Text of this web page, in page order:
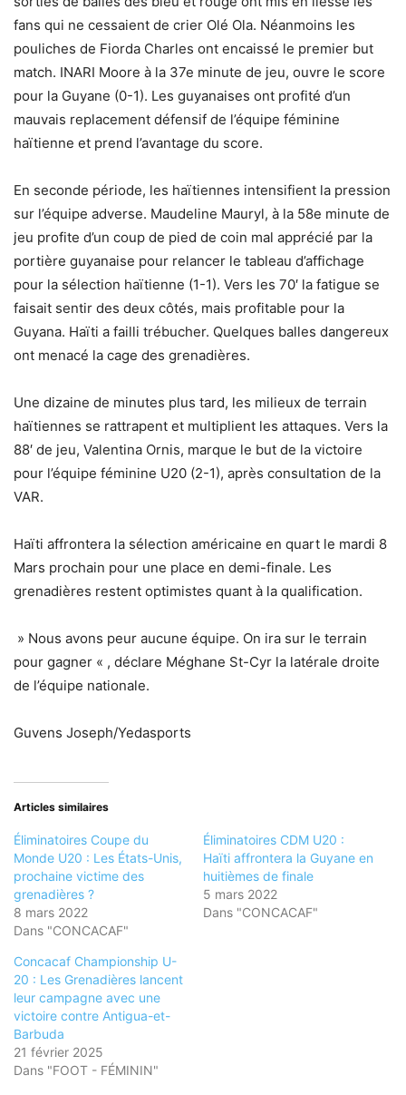
fans qui ne cessaient de crier Olé Ola. Néanmoins les
pouliches de Fiorda Charles ont encaissé le premier but
match. INARI Moore à la 37e minute de jeu, ouvre le score
pour la Guyane (0-1). Les guyanaises ont profité d’un
mauvais replacement défensif de l’équipe féminine
haïtienne et prend l’avantage du score.
En seconde période, les haïtiennes intensifient la pression
sur l’équipe adverse. Maudeline Mauryl, à la 58e minute de
jeu profite d’un coup de pied de coin mal apprécié par la
portière guyanaise pour relancer le tableau d’affichage
pour la sélection haïtienne (1-1). Vers les 70′ la fatigue se
faisait sentir des deux côtés, mais profitable pour la
Guyana. Haïti a failli trébucher. Quelques balles dangereux
ont menacé la cage des grenadières.
Une dizaine de minutes plus tard, les milieux de terrain
haïtiennes se rattrapent et multiplient les attaques. Vers la
88′ de jeu, Valentina Ornis, marque le but de la victoire
pour l’équipe féminine U20 (2-1), après consultation de la
VAR.
Haïti affrontera la sélection américaine en quart le mardi 8
Mars prochain pour une place en demi-finale. Les
grenadières restent optimistes quant à la qualification.
» Nous avons peur aucune équipe. On ira sur le terrain
pour gagner « , déclare Méghane St-Cyr la latérale droite
de l’équipe nationale.
Guvens Joseph/Yedasports
Articles similaires
Éliminatoires Coupe du
Monde U20 : Les États-Unis,
prochaine victime des
grenadières ?
8 mars 2022
Dans "CONCACAF"
Éliminatoires CDM U20 :
Haïti affrontera la Guyane en
huitièmes de finale
5 mars 2022
Dans "CONCACAF"
Concacaf Championship U-
20 : Les Grenadières lancent
leur campagne avec une
victoire contre Antigua-et-
Barbuda
21 février 2025
Dans "FOOT - FÉMININ"